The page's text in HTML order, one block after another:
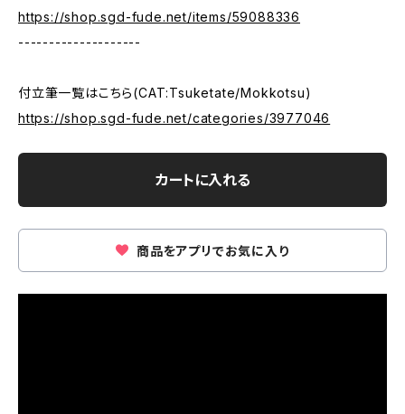
https://shop.sgd-fude.net/items/59088336
--------------------
付立筆一覧はこちら(CAT:Tsuketate/Mokkotsu)
https://shop.sgd-fude.net/categories/3977046
カートに入れる
商品をアプリでお気に入り